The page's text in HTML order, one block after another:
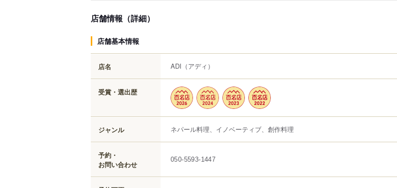
店舗情報（詳細）
店舗基本情報
店名 ADI （アディ）
受賞・選出歴
ジャンル ネパール料理、イノベーティブ、創作料理
予約・
お問い合わせ
050-5593-1447